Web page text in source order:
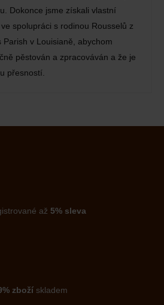
Dokonce jsme získali vlastní
spolupráci s rodinou Rousselů z
Parish v Louisianě, abychom
pěstován a zpracováván a že je
přesností.
až 5% sleva
zbožískladem